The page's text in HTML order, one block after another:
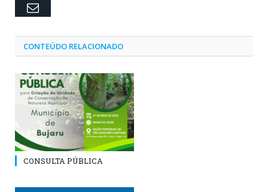
Email
CONTEÚDO RELACIONADO
CONSULTA PÚBLICA